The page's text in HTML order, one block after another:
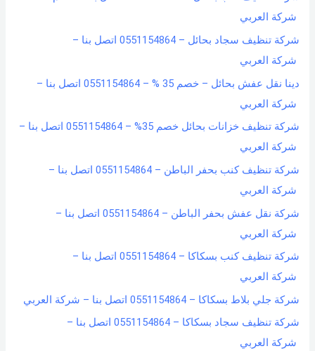
شركة العربي
شركة تنظيف سجاد بحائل – 0551154864 اتصل بنا –
شركة العربي
دينا نقل عفش بحائل – خصم 35 % – 0551154864 اتصل بنا –
شركة العربي
شركة تنظيف خزانات بحائل خصم 35% – 0551154864 اتصل بنا –
شركة العربي
شركة تنظيف كنب بحفر الباطن – 0551154864 اتصل بنا –
شركة العربي
شركة نقل عفش بحفر الباطن – 0551154864 اتصل بنا –
شركة العربي
شركة تنظيف كنب بسكاكا – 0551154864 اتصل بنا –
شركة العربي
شركة جلي بلاط بسكاكا – 0551154864 اتصل بنا – شركة العربي
شركة تنظيف سجاد بسكاكا – 0551154864 اتصل بنا –
شركة العربي